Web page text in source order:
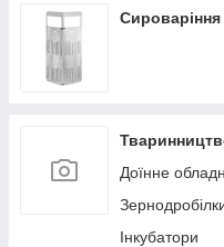
Сироваріння
Доїнне
Інкубатори